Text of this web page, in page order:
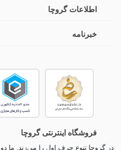
اطلاعات گروچا
خبرنامه
فروشگاه اینترنتی گروچا
در گروچا تنوع حرف اول را می‌زند. ما